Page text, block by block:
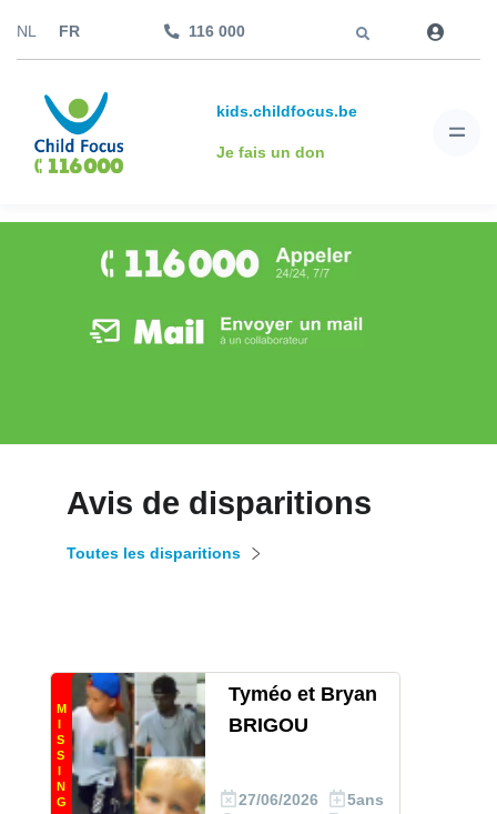
NL FR 116 000
kids.childfocus.be
Je fais un don
Avis de disparitions
Toutes les disparitions
M
I
S
S
I
N
G
Tyméo et Bryan
BRIGOU
27/06/2026
5ans